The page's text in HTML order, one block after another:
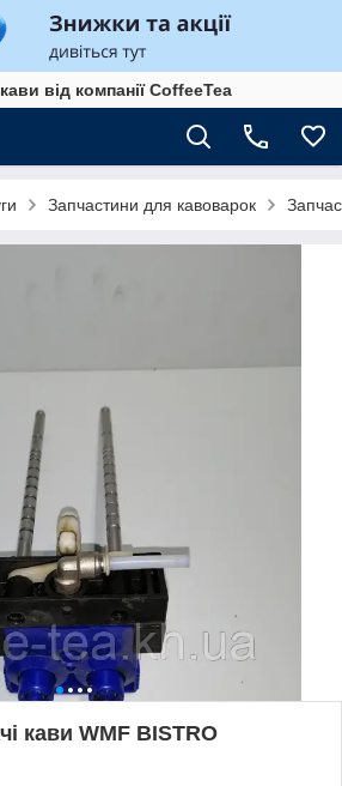
від компанії CoffeeTea
Запчастини для кавоварок
кави WMF BISTRO